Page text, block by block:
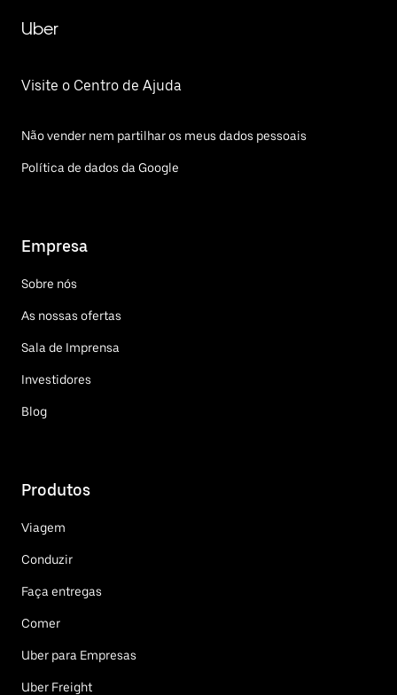
Uber
Visite o Centro de Ajuda
Não vender nem partilhar os meus dados pessoais
Política de dados da Google
Empresa
Sobre nós
As nossas ofertas
Sala de Imprensa
Investidores
Blog
Produtos
Viagem
Conduzir
Faça entregas
Comer
Uber para Empresas
Uber Freight